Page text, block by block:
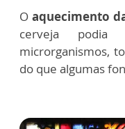
O aquecimento
cerveja
microrganismos,
do que algumas